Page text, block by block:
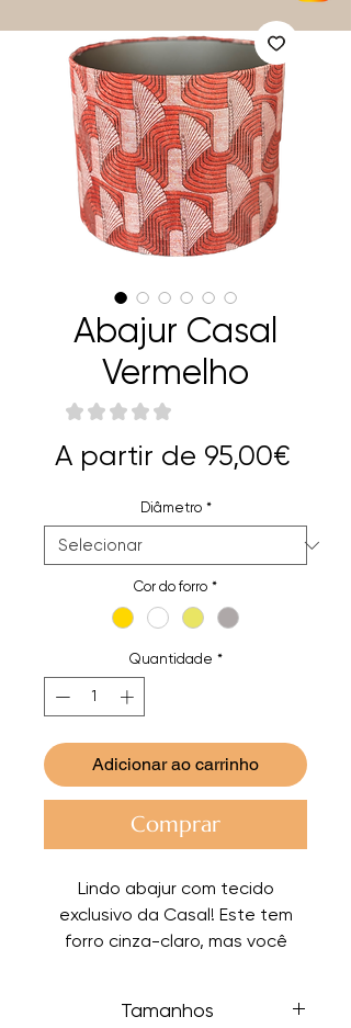
Abajur Casal
Vermelho
★ ★ ★ ★ ★
A partir de 95,00€
Diâmetro *
Cor do forro *
Quantidade *
Adicionar ao carrinho
Comprar
Lindo abajur com tecido
exclusivo da Casal! Este tem
forro cinza-claro, mas você
champanhe.
Tamanhos